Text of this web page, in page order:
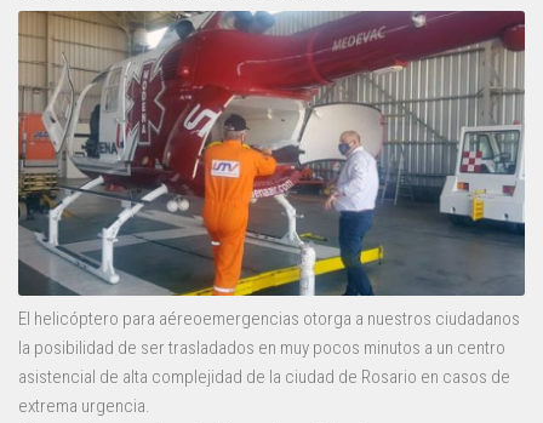
El helicóptero para aéreoemergencias otorga a nuestros ciudadanos
la posibilidad de ser trasladados en muy pocos minutos a un centro
asistencial de alta complejidad de la ciudad de Rosario en casos de
extrema urgencia.